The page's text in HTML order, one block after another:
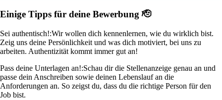
Einige Tipps für deine Bewerbung 🫡
Sei authentisch!:Wir wollen dich kennenlernen, wie du wirklich bist.
Zeig uns deine Persönlichkeit und was dich motiviert, bei uns zu
arbeiten. Authentizität kommt immer gut an!
Pass deine Unterlagen an!:Schau dir die Stellenanzeige genau an und
passe dein Anschreiben sowie deinen Lebenslauf an die
Anforderungen an. So zeigst du, dass du die richtige Person für den
Job bist.